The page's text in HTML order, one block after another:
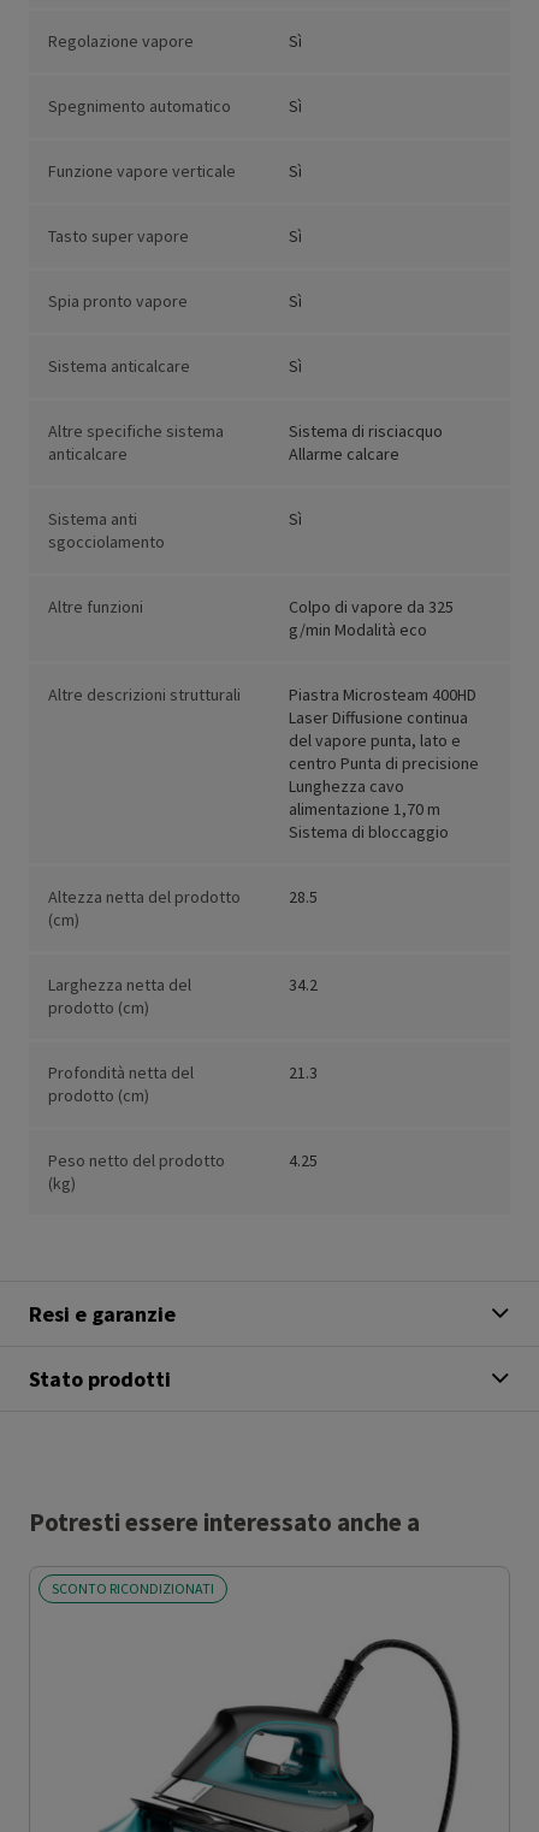
Regolazione vapore Sì
Spegnimento automatico Sì
Funzione vapore verticale Sì
Tasto super vapore Sì
Spia pronto vapore Sì
Sistema anticalcare Sì
Altre specifiche sistema
anticalcare
Sistema di risciacquo
Allarme calcare
Sistema anti
sgocciolamento
Sì
Altre funzioni
Colpo di vapore da 325
g/min Modalità eco
Altre descrizioni strutturali
Piastra Microsteam 400HD
Laser Diffusione continua
del vapore punta, lato e
centro Punta di precisione
Lunghezza cavo
alimentazione 1,70 m
Sistema di bloccaggio
Altezza netta del prodotto
(cm)
28.5
Larghezza netta del
prodotto (cm)
34.2
Profondità netta del
prodotto (cm)
21.3
Peso netto del prodotto
(kg)
4.25
Resi e garanzie
Stato prodotti
Potresti essere interessato anche a
SCONTO RICONDIZIONATI